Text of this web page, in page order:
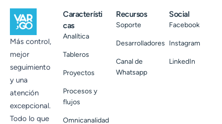
Más control,
mejor
seguimiento
y una
atención
excepcional.
Todo lo que
Característi
cas
Analítica
Tableros
Proyectos
Procesos y
flujos
Omnicanalidad
Recursos
Soporte
Desarrolladores
Canal de
Whatsapp
Social
Facebook
Instagram
LinkedIn